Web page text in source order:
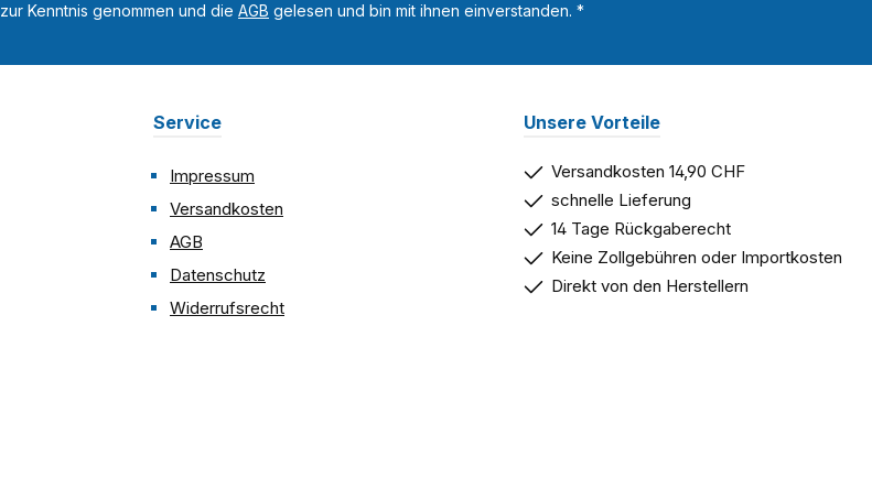
zur Kenntnis genommen und die AGB gelesen und bin mit ihnen einverstanden. *
Service
Impressum
Versandkosten
AGB
Datenschutz
Widerrufsrecht
Unsere Vorteile
Versandkosten 14,90 CHF
schnelle Lieferung
14 Tage Rückgaberecht
Keine Zollgebühren oder Importkosten
Direkt von den Herstellern